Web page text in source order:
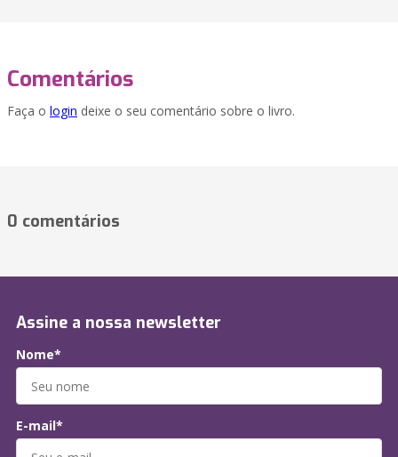
Comentários
Faça o login deixe o seu comentário sobre o livro.
0 comentários
Assine a nossa newsletter
Nome*
E-mail*